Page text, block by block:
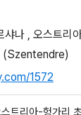
오스트리아
(Szentendre)
1572
트리아-헝가리